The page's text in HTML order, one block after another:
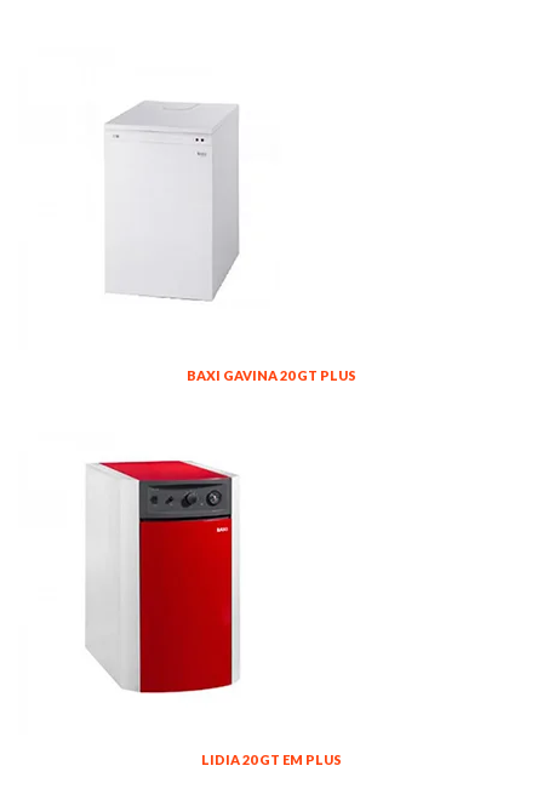
BAXI GAVINA 20 GT PLUS
LIDIA 20 GT EM PLUS